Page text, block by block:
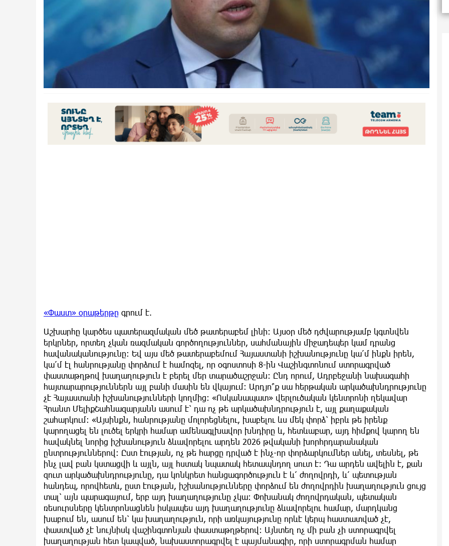
«Փաստ» օրաթերթը գրում է.
Աշխարհը կարծես պատերազմական մեծ թատերաբեմ լինի։ Այսօր մեծ դժվարությամբ կգտնվեն
երկրներ, որտեղ չկան ռազմական գործողություններ, սահմանային միջադեպեր կամ դրանց
հավանականությունը։ Եվ այս մեծ թատերաբեմում Հայաստանի իշխանությունը կա՛մ ինքն իրեն,
կա՛մ էլ հանրությանը փորձում է համոզել, որ օգոստոսի 8-ին Վաշինգտոնում ստորագրված
փաստաթղթով խաղաղություն է բերել մեր տարածաշրջան։ Ընդ որում, Ադրբեջանի նախագահի
հայտարարություններն այլ բանի մասին են վկայում։ Արդյո՞ք սա հերթական արկածախնդրությունը
չէ Հայաստանի իշխանությունների կողմից։ «Ոսկանապատ» վերլուծական կենտրոնի ղեկավար
Հրանտ ՄելիքՇահնազարյանն ասում է՝ դա ոչ թե արկածախնդրություն է, այլ քաղաքական
շահարկում։ «Այսինքն, հանրությանը մոլորեցնելու, խաբելու ևս մեկ փորձ՝ իբրև թե իրենք
կարողացել են լուծել երկրի համար ամենագլխավոր խնդիրը և, հետևաբար, այդ հիմքով կարող են
հավակնել նորից իշխանություն ձևավորելու արդեն 2026 թվականի խորհրդարանական
ընտրություններով։ Ըստ էության, ոչ թե հարցը դրված է ինչ-որ փորձարկումներ անել, տեսնել, թե
ինչ լավ բան կստացվի և այլն, այլ հստակ նպատակ հետապնդող սուտ է: Դա արդեն ավելին է, քան
զուտ արկածախնդրությունը, դա կոնկրետ հանցագործություն է և՛ ժողովրդի, և՛ պետության
հանդեպ, որովհետև, ըստ էության, իշխանությունները փորձում են ժողովրդին խաղաղություն ցույց
տալ՝ այն պարագայում, երբ այդ խաղաղությունը չկա։ Փոխանակ ժողովրդական, պետական
ռեսուրսները կենտրոնացնեն իսկապես այդ խաղաղությունը ձևավորելու համար, մարդկանց
խաբում են, ասում են՝ կա խաղաղություն, որի առկայությունը որևէ կերպ հաստատված չէ,
փաստված չէ նույնիսկ վաշինգտոնյան փաստաթղթերով։ Այնտեղ ոչ մի բան չի ստորագրվել
խաղաղության հետ կապված, նախաստորագրվել է պայմանագիր, որի ստորագրման համար